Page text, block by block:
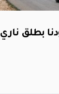
بطلق ناري